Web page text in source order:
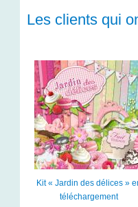
Les clients qui
Kit « Jardin des délices »
téléchargement